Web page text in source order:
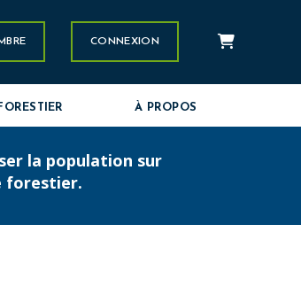
CONNEXION Panier
À PROPOS
la population sur
forestier.